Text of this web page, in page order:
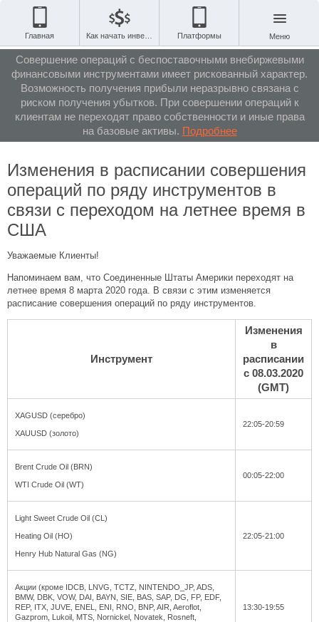
Совершение операций с беспоставочными внебиржевыми
финансовыми инструментами имеет рискованный характер.
Возможность получения прибыли неразрывно связана с
риском получения убытков. При совершении операций к
клиентам не переходят право собственности и иные права
на базовые активы. Подробнее
Главная Платформы Меню
Изменения в расписании совершения
операций по ряду инструментов в
связи с переходом на летнее время в
США
Уважаемые Клиенты!
Напоминаем вам, что Соединенные Штаты Америки переходят на
летнее время 8 марта 2020 года. В связи с этим изменяется
расписание совершения операций по ряду инструментов.
Инструмент
Изменения
в
расписании
с 08.03.2020
(GMT)
XAGUSD (серебро)
XAUUSD (золото)
22:05-20:59
Brent Crude Oil (BRN)
WTI Crude Oil (WT)
00:05-22:00
Light Sweet Crude Oil (CL)
Heating Oil (HO)
Henry Hub Natural Gas (NG)
22:05-21:00
Акции (кроме IDCB, LNVG, TCTZ, NINTENDO_JP, ADS,
BMW, DBK, VOW, DAI, BAYN, SIE, BAS, SAP, DG, FP, EDF,
REP, ITX, JUVE, ENEL, ENI, RNO, BNP, AIR, Aeroflot,
Gazprom, Lukoil, MTS, Nornickel, Novatek, Rosneft,
13:30-19:55